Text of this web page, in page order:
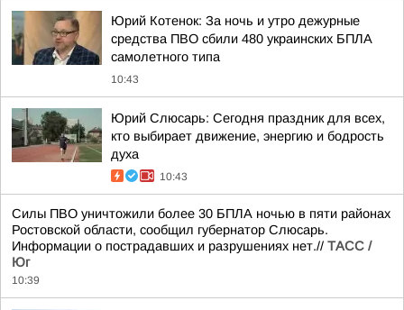
Юрий Котенок: За ночь и утро дежурные
средства ПВО сбили 480 украинских БПЛА
самолетного типа
10:43
Юрий Слюсарь: Сегодня праздник для всех,
кто выбирает движение, энергию и бодрость
духа
10:43
Силы ПВО уничтожили более 30 БПЛА ночью в пяти районах
Ростовской области, сообщил губернатор Слюсарь.
Информации о пострадавших и разрушениях нет.// ТАСС /
Юг
10:39